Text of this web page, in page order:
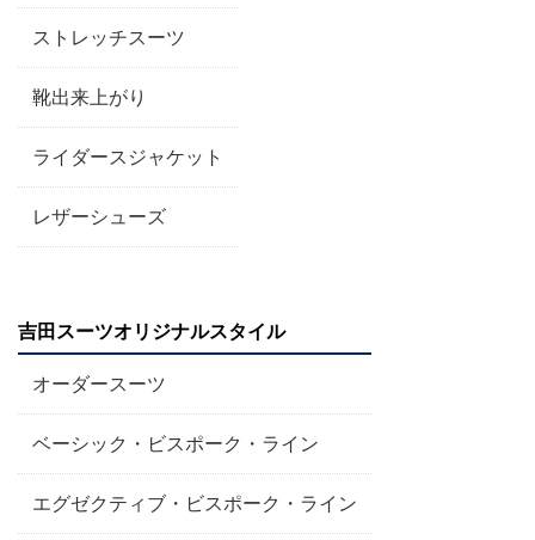
ストレッチスーツ
靴出来上がり
ライダースジャケット
レザーシューズ
吉田スーツオリジナルスタイル
オーダースーツ
ベーシック・ビスポーク・ライン
エグゼクティブ・ビスポーク・ライン